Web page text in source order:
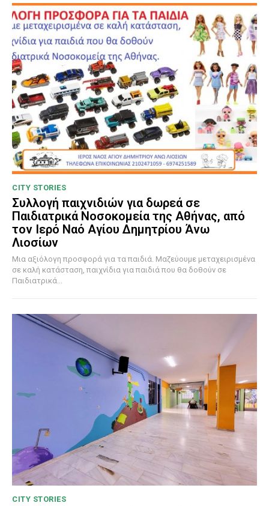
CITY STORIES
Συλλογή παιχνιδιών για δωρεά σε
Παιδιατρικά Νοσοκομεία της Αθήνας, από
τον Ιερό Ναό Αγίου Δημητρίου Άνω
Λιοσίων
Μια αξιόλογη προσφορά για τα παιδιά. Μαζεύουμε μεταχειρισμένα
σε καλή κατάσταση, παιχνίδια για παιδιά που θα δοθούν σε
Παιδιατρικά...
CITY STORIES